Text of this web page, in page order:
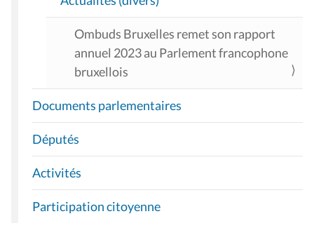
Ombuds Bruxelles remet son rapport
annuel 2023 au Parlement francophone
bruxellois
Documents parlementaires
Députés
Activités
Participation citoyenne